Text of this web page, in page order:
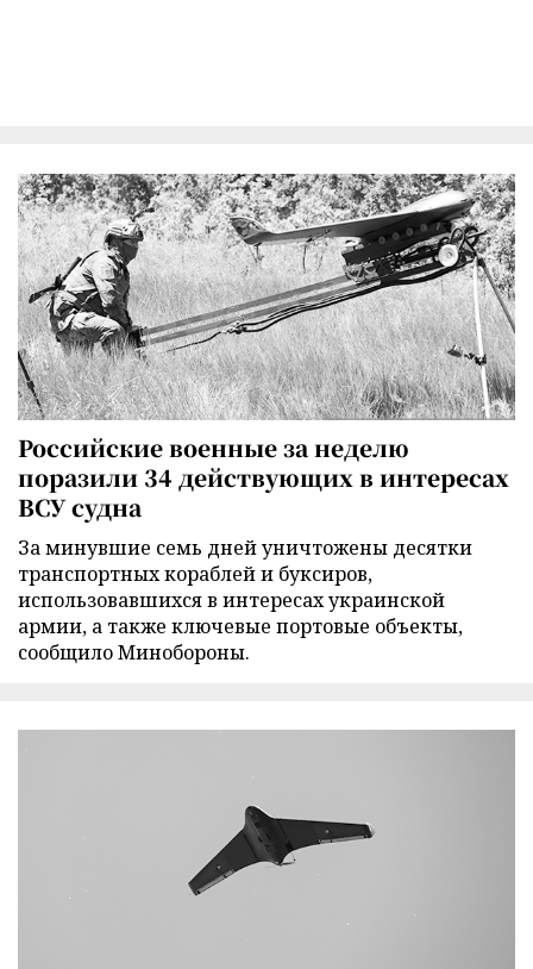
Российские военные за неделю
поразили 34 действующих в интересах
ВСУ судна
За минувшие семь дней уничтожены десятки
транспортных кораблей и буксиров,
использовавшихся в интересах украинской
армии, а также ключевые портовые объекты,
сообщило Минобороны.